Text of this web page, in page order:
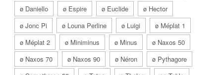
ø Daniello
ø Espire ø Euclide
ø Hector
ø Jonc Pi
ø Louna Perline ø Luigi
ø Méplat 1
ø Méplat 2
ø Miniminus ø Minus
ø Naxos 50
ø Naxos 70
ø Naxos 90 ø Néron
ø Pythagore